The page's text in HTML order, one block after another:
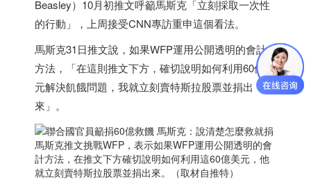
Beasley）10月初推文呼籲馬斯克「立刻採取一次性
的行動」，上周接受CNN專訪重申這個看法。
馬斯克31日推文說，如果WFP運用公開透明的會計
方法，「在這則推文下方，確切說明如何利用60億美
元解決飢餓問題，我就立刻賣特斯拉股票並捐出
來」。
馬斯克推文挑戰WFP，表示如果WFP運用公開透明的會
計方法，在推文下方確切說明如何利用這60億美元，他
就立刻賣特斯拉股票並捐出來。（取材自推特）